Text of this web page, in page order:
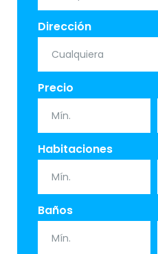
Dirección
Precio
Habitaciones
Baños